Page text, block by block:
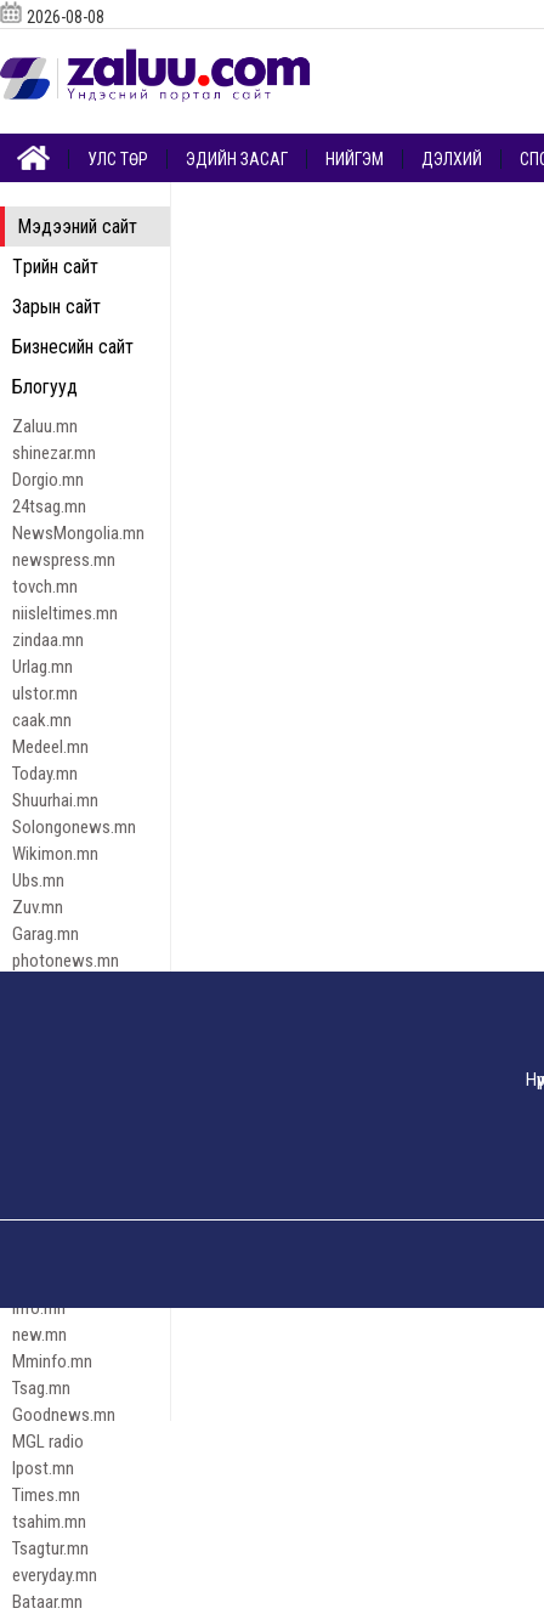
Мэдээний сайт
Төрийн сайт
Зарын сайт
Бизнесийн сайт
Блогууд
Zaluu.mn
shinezar.mn
Dorgio.mn
24tsag.mn
NewsMongolia.mn
newspress.mn
tovch.mn
niisleltimes.mn
zindaa.mn
Urlag.mn
ulstor.mn
caak.mn
Medeel.mn
Today.mn
Shuurhai.mn
Solongonews.mn
Wikimon.mn
Ubs.mn
Zuv.mn
Garag.mn
photonews.mn
Эрх зүй
info.mn
new.mn
Mminfo.mn
Tsag.mn
Goodnews.mn
MGL radio
Ipost.mn
Times.mn
tsahim.mn
Tsagtur.mn
everyday.mn
Bataar.mn
2026-08-08
УЛС ТӨР ЭДИЙН ЗАСАГ НИЙГЭМ ДЭЛХИЙ